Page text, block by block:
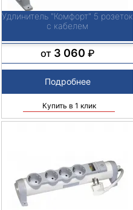
Удлинитель "Комфорт" 5 розеток
с кабелем
от 3 060 ₽
Подробнее
Купить в 1 клик